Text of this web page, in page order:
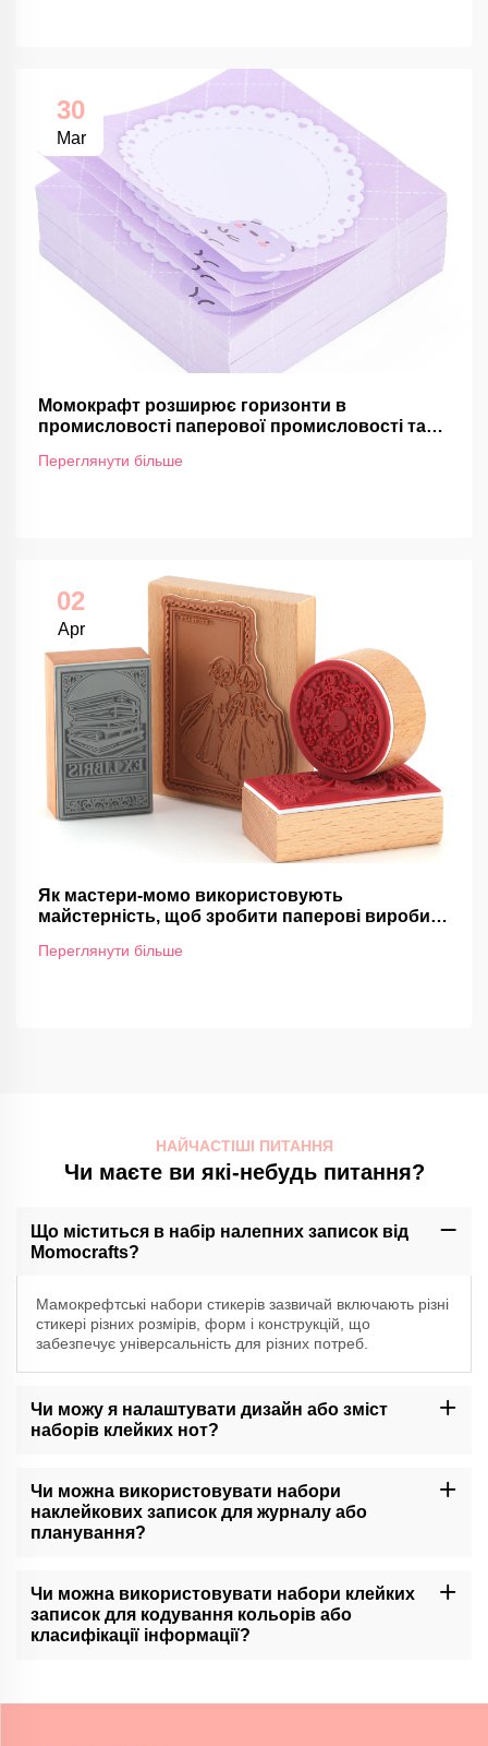
30
Mar
Момокрафт розширює горизонти в
промисловості паперової промисловості та
Переглянути більше
02
Apr
Як мастери-момо використовують
майстерність, щоб зробити паперові вироби
Переглянути більше
НАЙЧАСТІШІ ПИТАННЯ
Чи маєте ви які-небудь питання?
Що міститься в набір налепних записок від
Momocrafts?
Мамокрефтські набори стикерів зазвичай включають різні
стикері різних розмірів, форм і конструкцій, що
забезпечує універсальність для різних потреб.
Чи можу я налаштувати дизайн або зміст
наборів клейких нот?
наборів клейких нот. Будь ласка, зв'яжіться з нашою
клієнтською підтримкою або перевірте наш веб-сайт для
доступних послуг з налаштування.
Чи можна використовувати набори
наклейкових записок для журналу або
планування?
інструментом для журналізації або організації планувачів, що
дозволяє користувачам легко додавати і переміщати ноти в
своїх мажоретах.
Чи можна використовувати набори клейких
записок для кодування кольорів або
класифікації інформації?
забезпечуючи організований і візуальний спосіб